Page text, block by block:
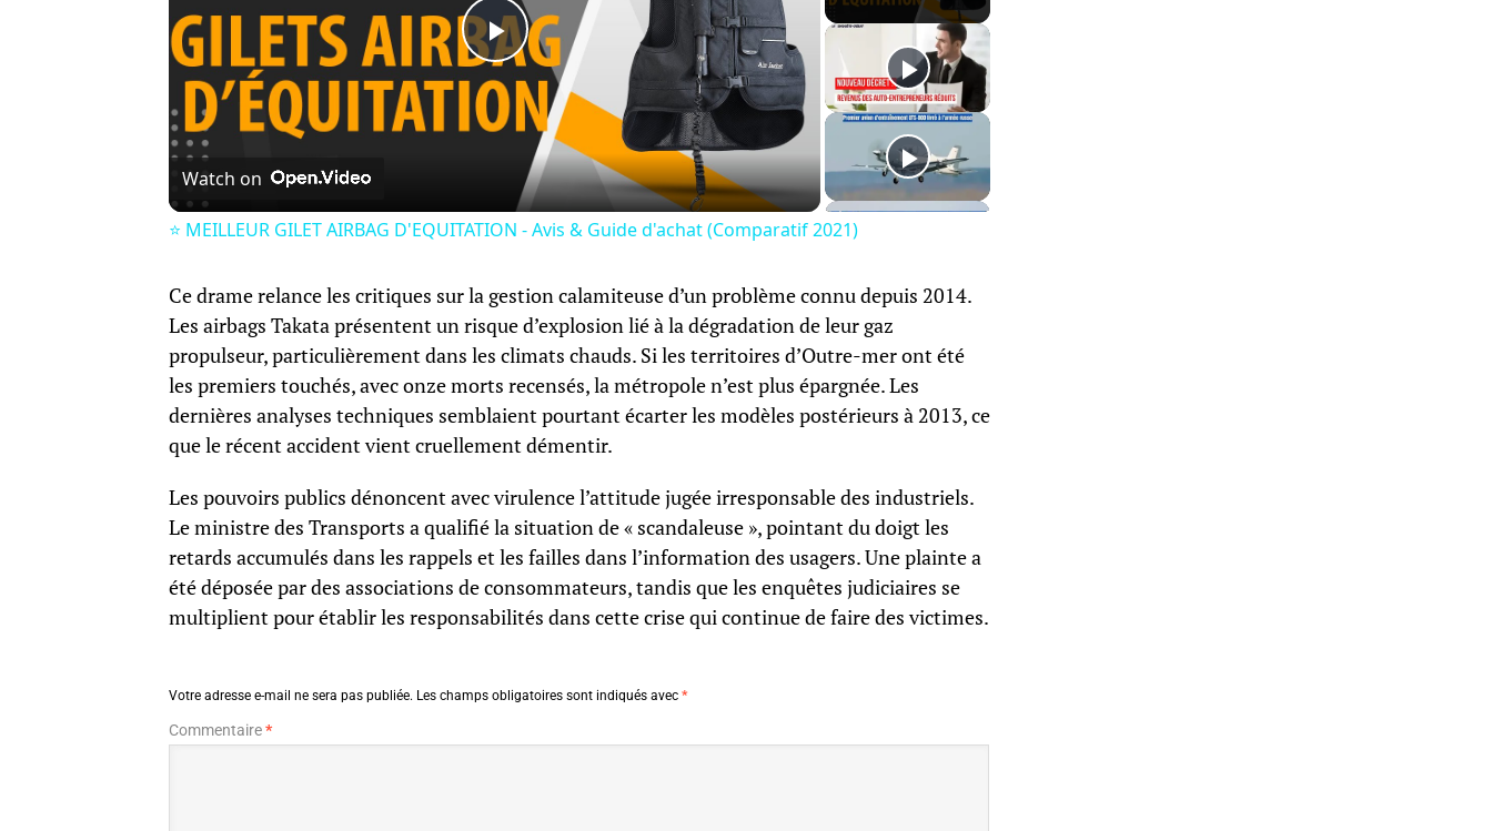
Play
Video
Watch on
⭐️ MEILLEUR GILET AIRBAG D'EQUITATION - Avis & Guide d'achat (Comparatif 2021)
Ce drame relance les critiques sur la gestion calamiteuse d’un problème connu depuis 2014.
Les airbags Takata présentent un risque d’explosion lié à la dégradation de leur gaz
propulseur, particulièrement dans les climats chauds. Si les territoires d’Outre-mer ont été
les premiers touchés, avec onze morts recensés, la métropole n’est plus épargnée. Les
dernières analyses techniques semblaient pourtant écarter les modèles postérieurs à 2013, ce
que le récent accident vient cruellement démentir.
Les pouvoirs publics dénoncent avec virulence l’attitude jugée irresponsable des industriels.
Le ministre des Transports a qualifié la situation de « scandaleuse », pointant du doigt les
retards accumulés dans les rappels et les failles dans l’information des usagers. Une plainte a
été déposée par des associations de consommateurs, tandis que les enquêtes judiciaires se
multiplient pour établir les responsabilités dans cette crise qui continue de faire des victimes.
Votre adresse e-mail ne sera pas publiée. Les champs obligatoires sont indiqués avec *
Commentaire*